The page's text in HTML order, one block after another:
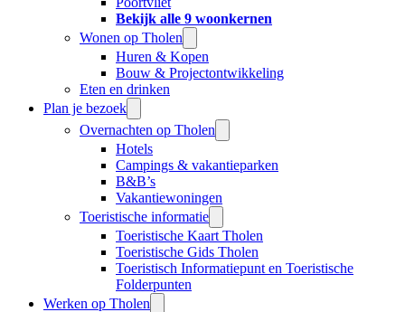
Bekijk alle 9 woonkernen
Wonen op Tholen
Huren & Kopen
Bouw & Projectontwikkeling
Eten en drinken
Plan je bezoek
Overnachten op Tholen
Hotels
Campings & vakantieparken
B&B’s
Vakantiewoningen
Toeristische informatie
Toeristische Kaart Tholen
Toeristische Gids Tholen
Toeristisch Informatiepunt en Toeristische
Folderpunten
Werken op Tholen